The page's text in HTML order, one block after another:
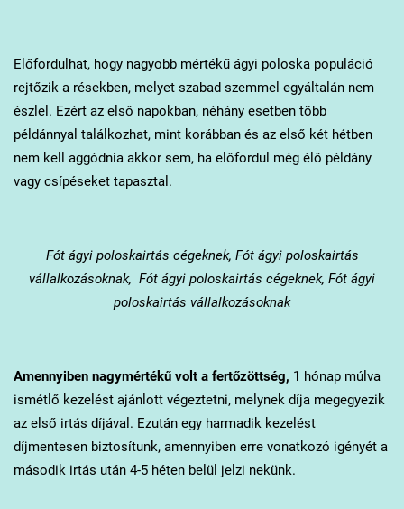
Előfordulhat, hogy nagyobb mértékű ágyi poloska populáció
rejtőzik a résekben, melyet szabad szemmel egyáltalán nem
észlel. Ezért az első napokban, néhány esetben több
példánnyal találkozhat, mint korábban és az első két hétben
nem kell aggódnia akkor sem, ha előfordul még élő példány
vagy csípéseket tapasztal.
Fótágyi poloskairtás cégeknek, Fót ágyi poloskairtás
vállalkozásoknak, Fót ágyi poloskairtás cégeknek, Fót ágyi
poloskairtás vállalkozásoknak
Amennyiben nagymértékű volt a fertőzöttség, 1 hónap múlva
ismétlő kezelést ajánlott végeztetni, melynek díja megegyezik
az első irtás díjával. Ezután egy harmadik kezelést
díjmentesen biztosítunk, amennyiben erre vonatkozó igényét a
második irtás után 4-5 héten belül jelzi nekünk.